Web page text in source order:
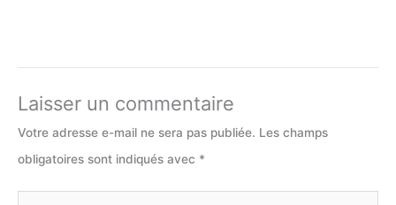
Laisser un commentaire
Votre adresse e-mail ne sera pas publiée. Les champs
obligatoires sont indiqués avec *